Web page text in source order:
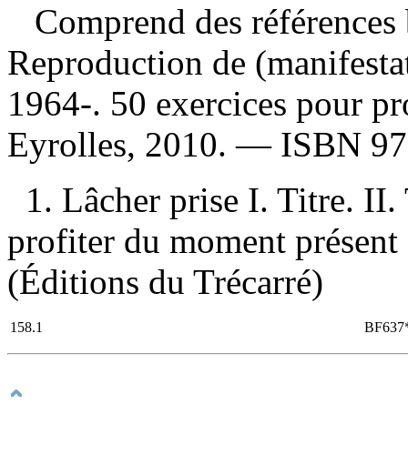
Comprend des
Reproduction de
1964-. 50 exercices pour
Eyrolles, 2010. — ISBN
1. Lâcher prise I. Titre. II.
profiter du moment
(Éditions du Trécarré)
158.1